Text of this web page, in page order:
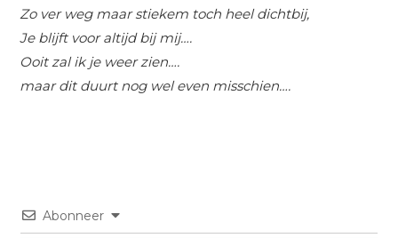
Zo ver weg maar stiekem toch heel dichtbij,
Je blijft voor altijd bij mij….
Ooit zal ik je weer zien….
maar dit duurt nog wel even misschien….
Abonneer